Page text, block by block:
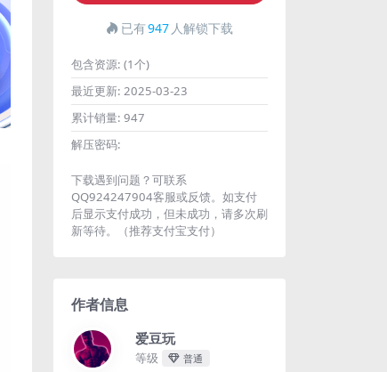
已有947 人解锁下载
包含资源: (1个)
最近更新: 2025-03-23
累计销量: 947
解压密码:
下载遇到问题？可联系
QQ924247904客服或反馈。如支付
后显示支付成功，但未成功，请多次刷
新等待。（推荐支付宝支付）
作者信息
爱豆玩
等级 普通